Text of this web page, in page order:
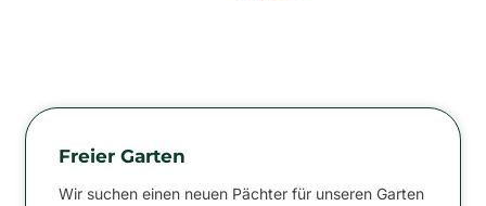
Freier Garten
Wir suchen einen neuen Pächter für unseren Garten